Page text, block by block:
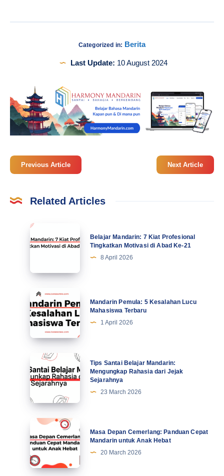
Categorized in: Berita
Last Update: 10 August 2024
Previous Article Next Article
Related Articles
Belajar
Mandarin:
Profesional
Tingkatkan
Motivasi
di
Abad
Ke-
Belajar Mandarin: 7 Kiat Profesional
Tingkatkan Motivasi di Abad Ke-21
8 April 2026
Mandarin
Pemula:
5
Kesalahan
Lucu
Mahasiswa
Terbaru
Mandarin Pemula: 5 Kesalahan Lucu
Mahasiswa Terbaru
1 April 2026
Tips
Santai
Belajar
Mandarin:
Mengungkap
Rahasia
dari
Jejak
Sejarahnya
Tips Santai Belajar Mandarin:
Mengungkap Rahasia dari Jejak
Sejarahnya
23 March 2026
Masa
Depan
Cemerlang:
Panduan
Cepat
Masa Depan Cemerlang: Panduan Cepat
Mandarin untuk Anak Hebat
20 March 2026